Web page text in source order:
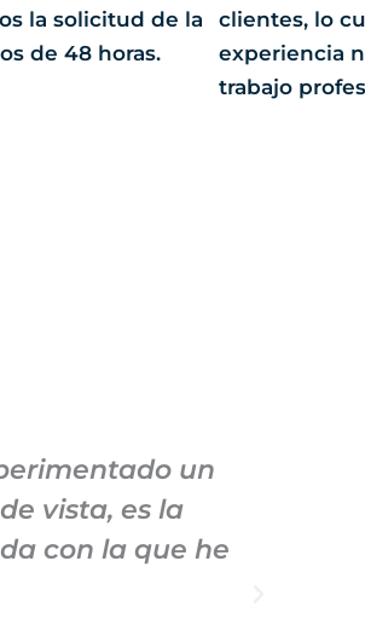
la solicitud de la
de 48 horas.
clientes, lo
experiencia
trabajo
un
vista, es la
con la que he